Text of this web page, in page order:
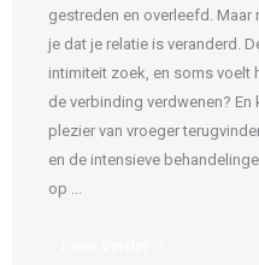
gestreden en overleefd. Maar
je dat je relatie is veranderd.
intimiteit zoek, en soms voelt
de verbinding verdwenen?
plezier van vroeger
en de intensieve
op ...